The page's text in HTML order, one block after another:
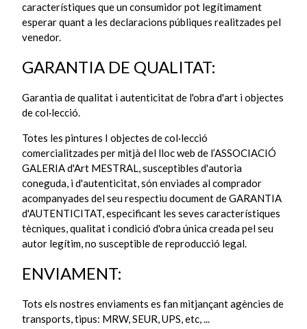
característiques que un consumidor pot legítimament
esperar quant a les declaracions públiques realitzades pel
venedor.
GARANTIA DE QUALITAT:
Garantia de qualitat i autenticitat de l'obra d'art i objectes
de col·lecció.
Totes les pintures I objectes de col·lecció
comercialitzades per mitjà del lloc web de l’ASSOCIACIÓ
GALERIA d'Art MESTRAL, susceptibles d'autoria
coneguda, i d'autenticitat, són enviades al comprador
acompanyades del seu respectiu document de GARANTIA
d'AUTENTICITAT, especificant les seves característiques
tècniques, qualitat i condició d'obra única creada pel seu
autor legítim, no susceptible de reproducció legal.
ENVIAMENT:
Tots els nostres enviaments es fan mitjançant agències de
transports, tipus: MRW, SEUR, UPS, etc, ...